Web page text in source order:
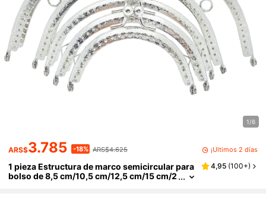
1/6
ARS$3.785 -18% ARS$4.625 ¡Últimos 2 días
1 pieza Estructura de marco semicircular para
bolso de 8,5 cm/10,5 cm/12,5 cm/15 cm/2
4,95 (100+)